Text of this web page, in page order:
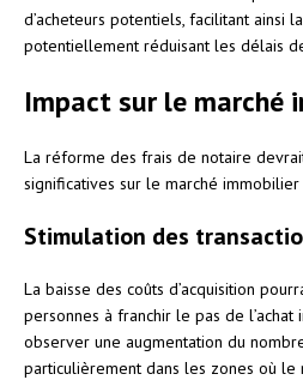
d’acheteurs potentiels, facilitant ainsi
potentiellement réduisant les délais
Impact sur le marché
La réforme des frais de notaire
significatives sur le marché immobilier
Stimulation des
La baisse des coûts d’acquisition
personnes à franchir le pas de l’achat
observer une augmentation du
particulièrement dans les zones où le